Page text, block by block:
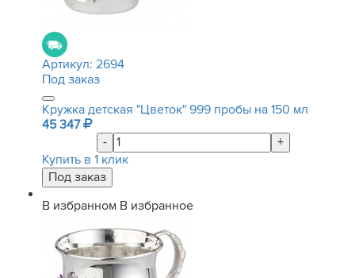
Артикул: 2694
Под заказ
Кружка детская "Цветок" 999 пробы на 150 мл
45 347
-
+
Купить в 1 клик
В избранном В избранное